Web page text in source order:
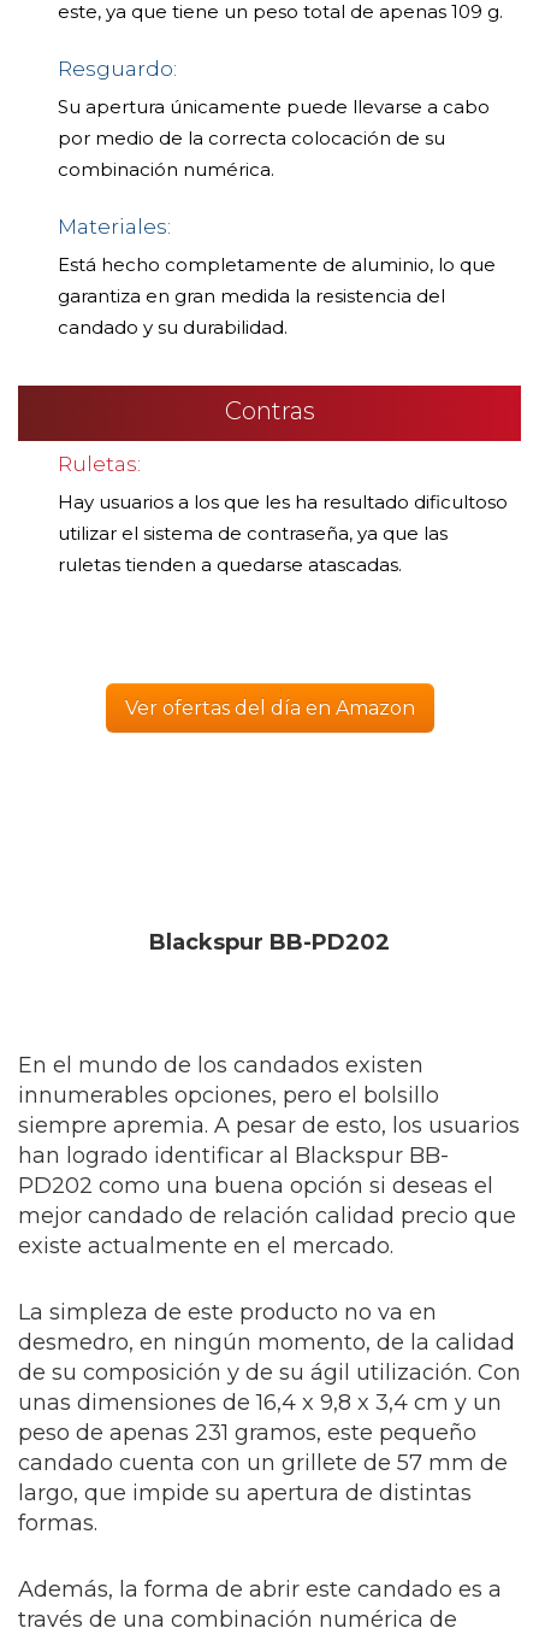
este, ya que tiene un peso total de apenas 109 g.
Resguardo:
Su apertura únicamente puede llevarse a cabo
por medio de la correcta colocación de su
combinación numérica.
Materiales:
Está hecho completamente de aluminio, lo que
garantiza en gran medida la resistencia del
candado y su durabilidad.
Contras
Ruletas:
Hay usuarios a los que les ha resultado dificultoso
utilizar el sistema de contraseña, ya que las
ruletas tienden a quedarse atascadas.
Ver ofertas del día en Amazon
Blackspur BB-PD202
En el mundo de los candados existen
innumerables opciones, pero el bolsillo
siempre apremia. A pesar de esto, los usuarios
han logrado identificar al Blackspur BB-
PD202 como una buena opción si deseas el
mejor candado de relación calidad precio que
existe actualmente en el mercado.
La simpleza de este producto no va en
desmedro, en ningún momento, de la calidad
de su composición y de su ágil utilización. Con
unas dimensiones de 16,4 x 9,8 x 3,4 cm y un
peso de apenas 231 gramos, este pequeño
candado cuenta con un grillete de 57 mm de
largo, que impide su apertura de distintas
formas.
Además, la forma de abrir este candado es a
través de una combinación numérica de